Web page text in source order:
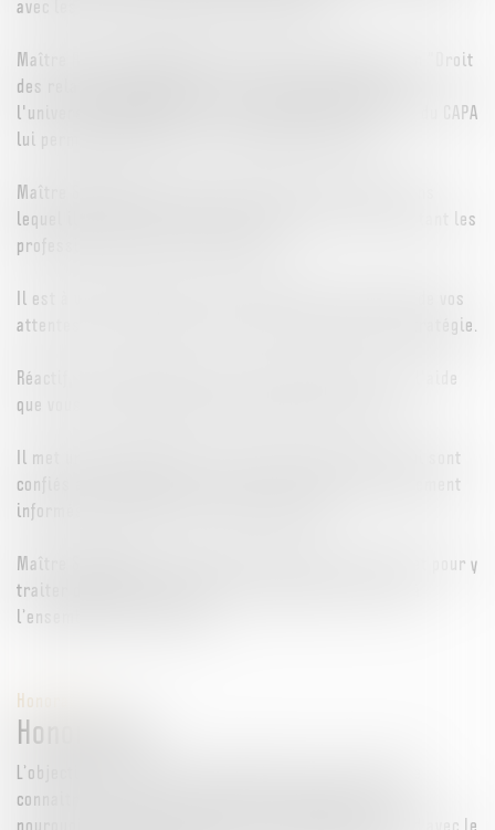
avec les clubs ou activités de sponsoring.
Maître Romain SINATRA est titulaire d'une Maîtrise en "Droit
des relations de travail dans l'entreprise" obtenue à
l'université BORDEAUX IV. Il est, depuis 2018, titulaire du CAPA
lui permettant d'exercer la profession d'Avocat.
Maître SINATRA a toujours voulu exercer un métier dans
lequel il se sentirait utile et pourrait aider au mieux tant les
professionnels que les particuliers.
Il est à votre écoute pour vous conseiller en fonction de vos
attentes, de vos besoins, pour mettre en place une stratégie.
Réactif, vif et rigoureux il saura vous apporter toute l'aide
que vous pouvez légitimement attendre d'un avocat.
Il met un point d’honneur à traiter les dossiers qui lui sont
confiés avec diligence, et à tenir ses clients régulièrement
informés en temps réel de toute évolution.
Maître SINATRA vous accueillera donc dans son Cabinet pour y
traiter différents litiges et ainsi répondre au mieux à
l’ensemble de vos besoins.
Honoraires
Honoraires
L’objectif du cabinet est de permettre à ses clients de
connaitre au plus vite le coût de la procédure. C’est